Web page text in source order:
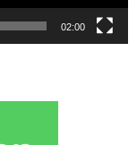
02:00